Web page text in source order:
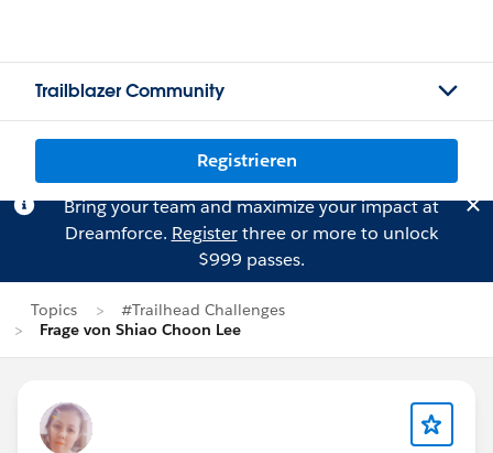
Trailblazer Community
Registrieren
Bring your team and maximize your impact at
Dreamforce. Registerthree or more to unlock
$999 passes.
Topics
#Trailhead Challenges
Frage von Shiao Choon Lee